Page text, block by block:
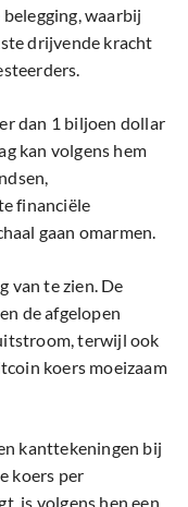
waarbij
drijvende kracht
dan 1 biljoen dollar
kan volgens hem
financiële
gaan omarmen.
van te zien. De
de afgelopen
terwijl ook
koers moeizaam
kanttekeningen bij
koers per
is volgens hen een